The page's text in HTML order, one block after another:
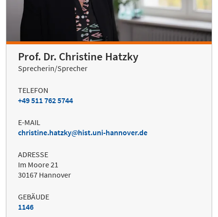
Prof. Dr. Christine Hatzky
Sprecherin/Sprecher
TELEFON
+49 511 762 5744
E-MAIL
christine.hatzky
hist.uni-hannover.de
ADRESSE
Im Moore 21
30167 Hannover
GEBÄUDE
1146